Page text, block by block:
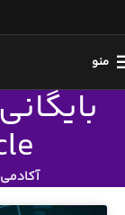
منو
آکادمی